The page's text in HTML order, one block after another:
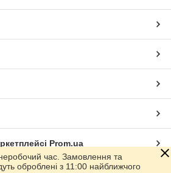
Prom.ua
час. Замовлення та
оброблені з 11:00 найближчого